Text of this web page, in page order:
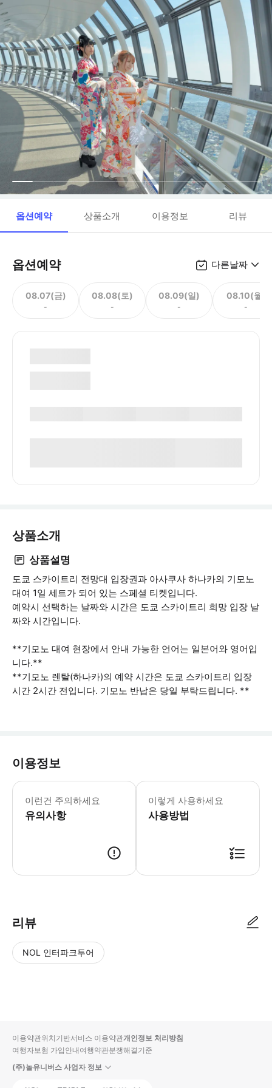
옵션예약 상품소개 이용정보 리뷰
옵션예약 다른날짜
08.07(금)
-
08.08(토)
-
08.09(일)
-
08.10(월)
-
상품소개
상품설명
도쿄 스카이트리 전망대 입장권과 아사쿠사 하나카의 기모노
대여 1일 세트가 되어 있는 스페셜 티켓입니다.
예약시 선택하는 날짜와 시간은 도쿄 스카이트리 희망 입장 날
짜와 시간입니다.
**기모노 대여 현장에서 안내 가능한 언어는 일본어와 영어입
니다.**
**기모노 렌탈(하나카)의 예약 시간은 도쿄 스카이트리 입장
시간 2시간 전입니다. 기모노 반납은 당일 부탁드립니다. **
이용정보
이런건 주의하세요
유의사항
만 12세 초등학생의 경우 '어린이'요
이렇게 사용하세요
사용방법
리뷰
NOL 인터파크투어
입니
다.
순
상
이용약관위치기반서비스 이용약관개인정보 처리방침
여행자보험 가입안내여행약관분쟁해결기준
(주)놀유니버스 사업자 정보